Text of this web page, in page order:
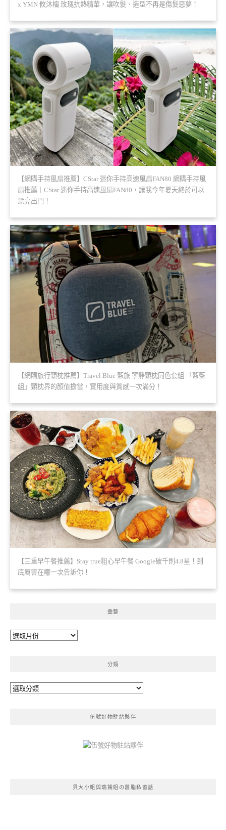
x YMN 攸沐橣 玫瑰抗熱精華，讓吹髮、造型不再是傷髮惡夢！
【網購手持風扇推薦】CStar 迷你手持高速風扇FAN80 網購手持風
扇推薦｜CStar 迷你手持高速風扇FAN80，讓我今年夏天終於可以
漂亮出門！
【網購旅行頸枕推薦】Travel Blue 藍旅 寧靜頸枕同色套組 「藍藍
組」頸枕界的顏值擔當，實用度與質感一次滿分！
【三重早午餐推薦】Stay true粗心早午餐 Google破千則4.8星！到
底厲害在哪一次告訴你！
彙整
彙
分類
分
伍號好物駐站夥伴
貝大小姐與瑞餚姐の囂脂私蜜話